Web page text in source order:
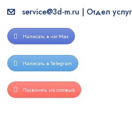
service@3d-m.ru | Отдел услуг
Написать в чат Max
Написать в Telegram
Позвонить на сотовый